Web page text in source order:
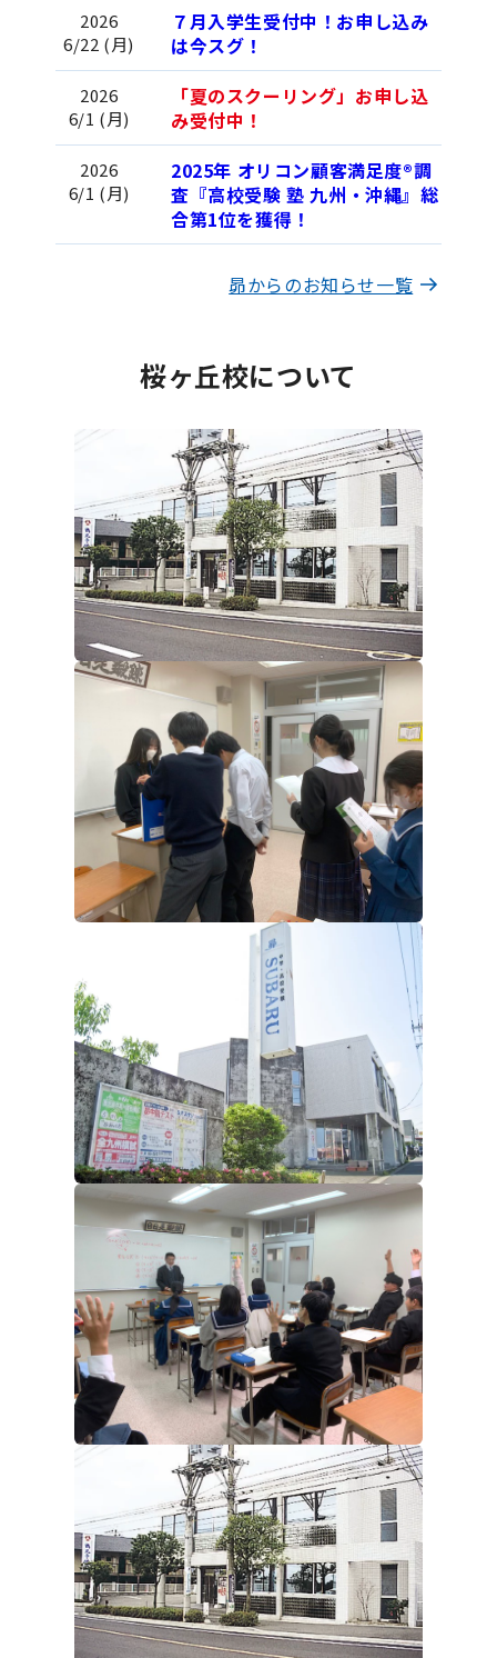
2026
6/22 (月)
７月入学生受付中！お申し込み
は今スグ！
2026
6/1 (月)
「夏のスクーリング」お申し込
み受付中！
2026
6/1 (月)
2025年 オリコン顧客満足度®調
査『高校受験 塾 九州・沖縄』総
合第1位を獲得！
昴からのお知らせ一覧
桜ヶ丘校について